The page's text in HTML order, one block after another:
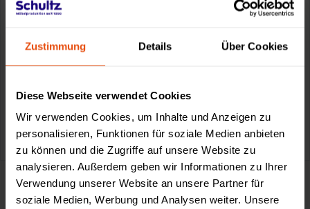
Zustimmung Details Über Cookies
Diese Webseite verwendet Cookies
Wir verwenden Cookies, um Inhalte und Anzeigen zu
personalisieren, Funktionen für soziale Medien anbieten
zu können und die Zugriffe auf unsere Website zu
analysieren. Außerdem geben wir Informationen zu Ihrer
Verwendung unserer Website an unsere Partner für
soziale Medien, Werbung und Analysen weiter. Unsere
0611-18 55 180 service@schultz.de